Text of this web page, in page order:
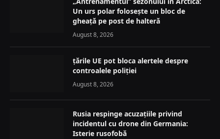
Un urs polar folosește un bloc de
gheață pe post de halteră
August 8, 2026
țările UE pot bloca alertele despre
controalele poliției
August 8, 2026
Rusia respinge acuzațiile privind
incidentul cu drone din Germania:
Isterie rusofobă